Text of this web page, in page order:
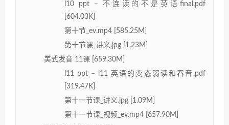
l10 ppt – 不连读的不是英语final.pdf
[604.03K]
第十节_ev.mp4 [585.25M]
第十节课_讲义.jpg [1.23M]
美式发音 11课 [659.30M]
l11 ppt – l11 英语的变态弱读和吞音.pdf
[319.47K]
第十一节课_讲义.jpg [1.09M]
第十一节课_视频_ev.mp4 [657.90M]